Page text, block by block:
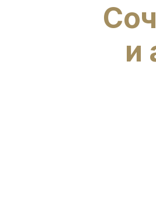
и